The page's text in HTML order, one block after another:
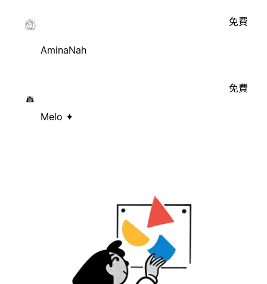
AminaNah
免費
Melo ✦
免費